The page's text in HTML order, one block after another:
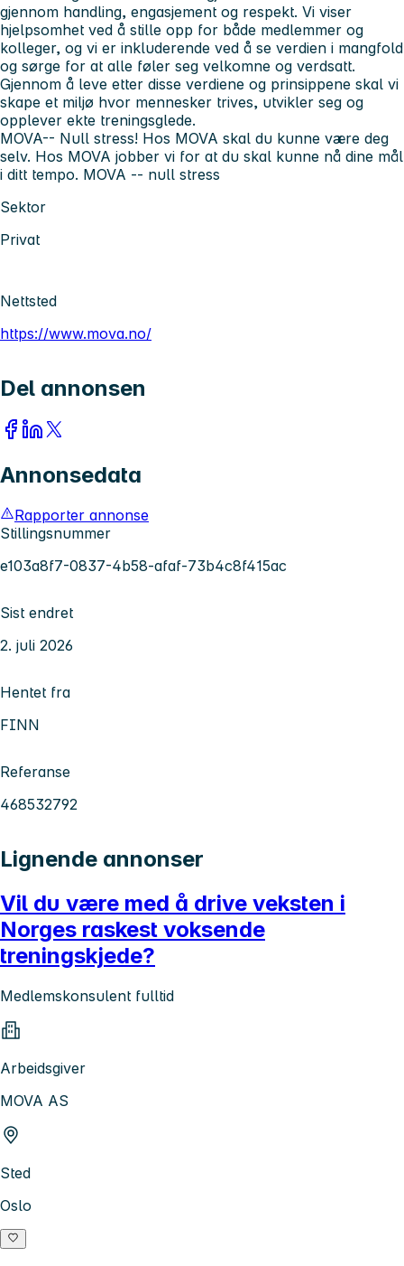
gjennom handling, engasjement og respekt. Vi viser
hjelpsomhet ved å stille opp for både medlemmer og
kolleger, og vi er inkluderende ved å se verdien i mangfold
og sørge for at alle føler seg velkomne og verdsatt.
Gjennom å leve etter disse verdiene og prinsippene skal vi
skape et miljø hvor mennesker trives, utvikler seg og
opplever ekte treningsglede.
MOVA-- Null stress! Hos MOVA skal du kunne være deg
selv. Hos MOVA jobber vi for at du skal kunne nå dine mål
i ditt tempo. MOVA -- null stress
Sektor
Privat
Nettsted
https://www.mova.no/
Del annonsen
Annonsedata
Rapporter annonse
Stillingsnummer
e103a8f7-0837-4b58-afaf-73b4c8f415ac
Sist endret
2. juli 2026
Hentet fra
FINN
Referanse
468532792
Lignende annonser
Vil du være med å drive veksten i
Norges raskest voksende
treningskjede?
Medlemskonsulent fulltid
Arbeidsgiver
MOVA AS
Sted
Oslo